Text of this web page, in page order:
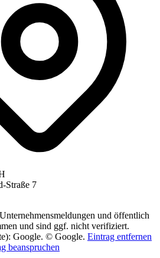
Straße 7
und öffentlich
und sind ggf. nicht verifiziert.
Google. © Google. Eintrag entfernen
beanspruchen